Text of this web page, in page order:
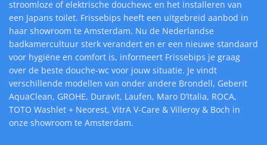
stroomloze of elektrische douchewc en het installeren van
een Japans toilet. Frissebips heeft een uitgebreid aanbod in
haar showroom te Amsterdam. Nu de Nederlandse
badkamercultuur sterk verandert en er een nieuwe standaard
voor hygiëne en comfort is, informeert Frissebips je graag
over de beste douche-wc voor jouw situatie. Je vindt
verschillende modellen van onder andere Brondell, Geberit
AquaClean, GROHE, Duravit, Laufen, Maro D’Italia, ROCA,
TOTO Washlet + Neorest, VitrA V-Care & Villeroy & Boch in
onze showroom te Amsterdam.